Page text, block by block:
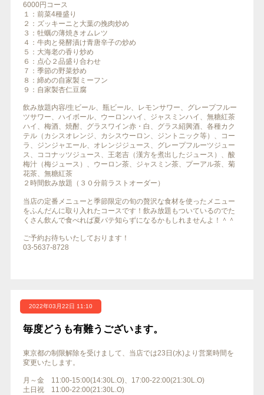
6000円コース
１：前菜4種盛り
２：ズッキーニと大葉の挽肉炒め
３：牡蠣の薄焼きオムレツ
４：牛肉と発酵漬け青唐辛子の炒め
５：大海老の香り炒め
６：点心２品盛り合わせ
７：季節の野菜炒め
８：締めの自家製ミーフン
９：自家製杏仁豆腐
飲み放題内容/生ビール、瓶ビール、レモンサワー、グレープフルー
ツサワー、ハイボール、ウーロンハイ、ジャスミンハイ、無糖紅茶
ハイ、梅酒、焼酎、グラスワイン赤・白、グラス紹興酒、各種カク
テル（カシスオレンジ、カシスウーロン、ジントニック等）、コー
ラ、ジンジャエール、オレンジジュース、グレープフルーツジュー
ス、ココナッツジュース、王老吉（漢方を煮出したジュース）、酸
梅汁（梅ジュース）、ウーロン茶、ジャスミン茶、プーアル茶、菊
花茶、無糖紅茶
２時間飲み放題（３０分前ラストオーダー）
当店の定番メニューと季節限定の旬の贅沢な食材を使ったメニュー
をふんだんに取り入れたコースです！飲み放題もついているのでた
くさん飲んで食べれば夏バテ知らずになるかもしれませんよ！＾＾
ご予約お待ちいたしております！
03-5637-8728
2022年03月22日 11:10
毎度どうも有難うございます。
東京都の制限解除を受けまして、当店では23日(水)より営業時間を
変更いたします。
月～金 11:00-15:00(14:30L.O)、17:00-22:00(21:30L.O)
土日祝 11:00-22:00(21:30L.O)